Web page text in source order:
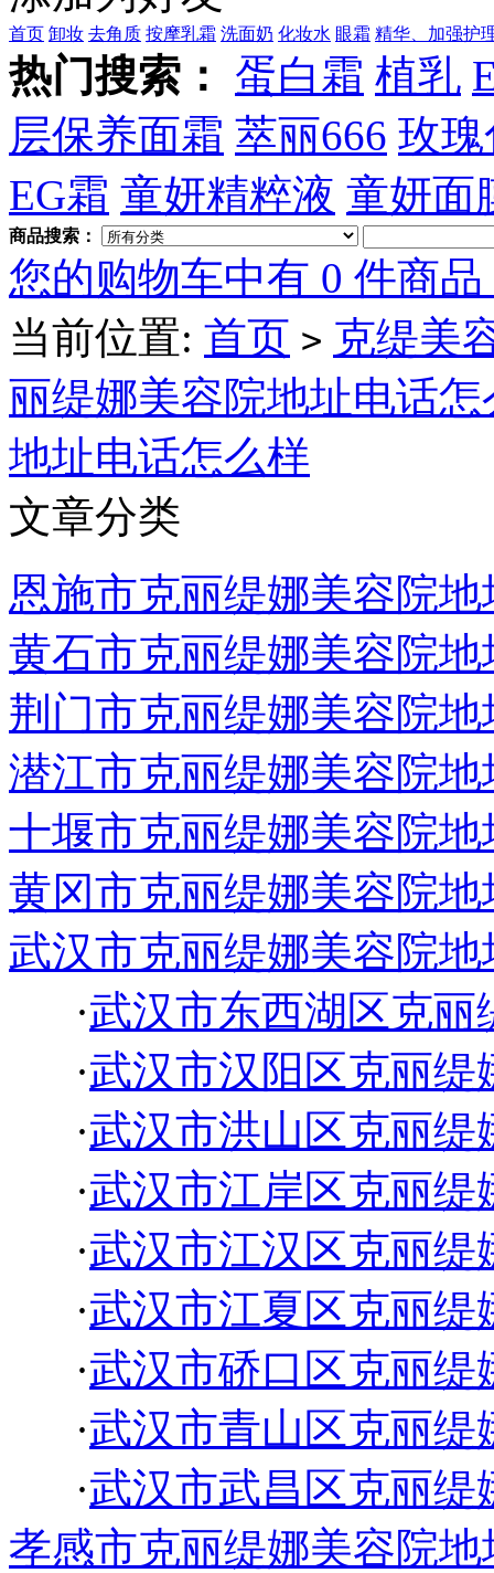
首页 卸妆 去角质 按摩乳霜 洗面奶 化妆水 眼霜 精华、加强护
热门搜索： 蛋白霜 植乳
层保养面霜 萃丽666 玫
EG霜 童妍精粹液 童妍面
商品搜索：
您的购物车中有 0 件商
当前位置: 首页 > 克缇美
丽缇娜美容院地址电话怎
地址电话怎么样
文章分类
恩施市克丽缇娜美容院
黄石市克丽缇娜美容院
荆门市克丽缇娜美容院
潜江市克丽缇娜美容院
十堰市克丽缇娜美容院
黄冈市克丽缇娜美容院
武汉市克丽缇娜美容院
·武汉市东西湖区克
·武汉市汉阳区克丽
·武汉市洪山区克丽
·武汉市江岸区克丽
·武汉市江汉区克丽
·武汉市江夏区克丽
·武汉市硚口区克丽
·武汉市青山区克丽
·武汉市武昌区克丽
孝感市克丽缇娜美容院